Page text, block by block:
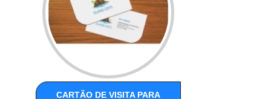
CARTÃO DE VISITA PARA